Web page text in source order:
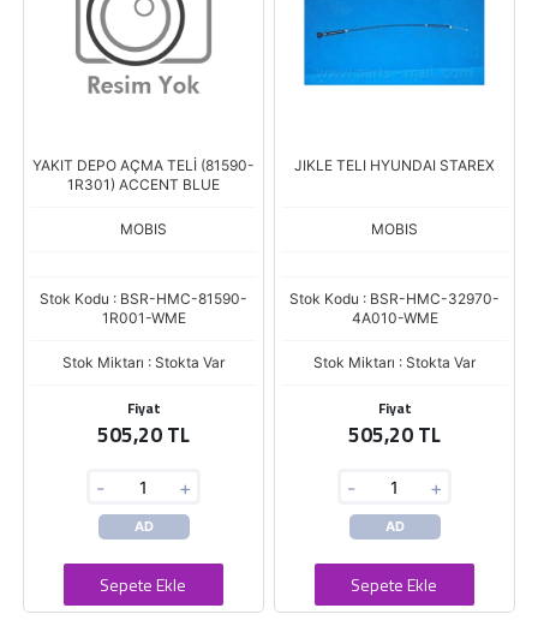
YAKIT DEPO AÇMA TELİ (81590-
1R301) ACCENT BLUE
MOBIS
Stok Kodu : BSR-HMC-81590-
1R001-WME
Stok Miktarı : Stokta Var
Fiyat
505,20 TL
- +
AD
Sepete Ekle
JIKLE TELI HYUNDAI STAREX
MOBIS
Stok Kodu : BSR-HMC-32970-
4A010-WME
Stok Miktarı : Stokta Var
Fiyat
505,20 TL
- +
AD
Sepete Ekle